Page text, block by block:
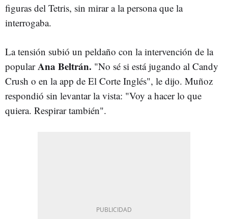
figuras del Tetris, sin mirar a la persona que la
interrogaba.
La tensión subió un peldaño con la intervención de la
popularAna Beltrán. "No sé si está jugando al Candy
Crush o en la app de El Corte Inglés", le dijo. Muñoz
respondió sin levantar la vista: "Voy a hacer lo que
quiera. Respirar también".